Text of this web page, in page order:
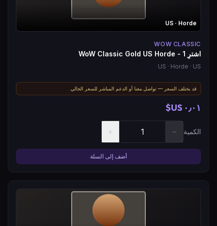
US · Horde
WOW CLASSIC
اشترِ WoW Classic Gold US Horde - 1
US · Horde · US
قد يختلف السعر — تواصل معنا أو الدعم المباشر للسعر الحالي.
٠٫٠١ US$
الكمية −
+
أضف إلى السلة